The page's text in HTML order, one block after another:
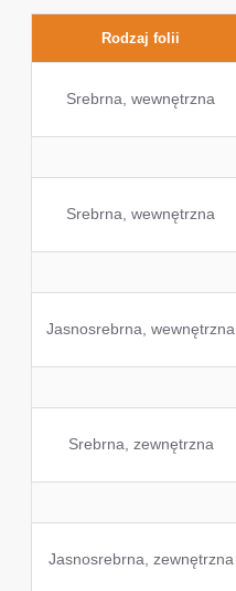
Rodzaj folii
Srebrna, wewnętrzna
Srebrna, wewnętrzna
Jasnosrebrna, wewnętrzna
Srebrna, zewnętrzna
Jasnosrebrna, zewnętrzna